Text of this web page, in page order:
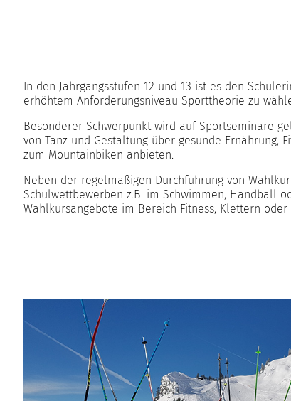
In den Jahrgangsstufen 12 und 13 ist es den
erhöhtem Anforderungsniveau Sporttheorie zu
Besonderer Schwerpunkt wird auf Sportseminare
von Tanz und Gestaltung über gesunde Ernährung,
zum Mountainbiken anbieten.
Neben der regelmäßigen Durchführung von
Schulwettbewerben z.B. im Schwimmen, Handball
Wahlkursangebote im Bereich Fitness, Klettern oder